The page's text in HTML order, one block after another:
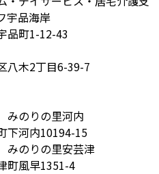
宇品海岸
品町1-12-43
八木2丁目6-39-7
のりの里河内
下河内10194-15
のりの里安芸津
町風早1351-4